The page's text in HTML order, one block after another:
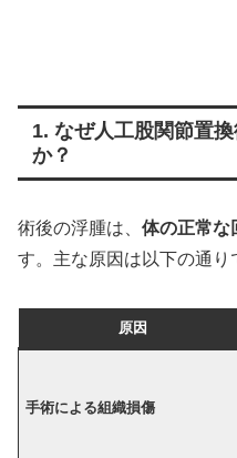
1. なぜ人工股関節置
か？
術後の浮腫は、 体の正常な
す。主な原因は以下の通り
原因
手術による組織損傷